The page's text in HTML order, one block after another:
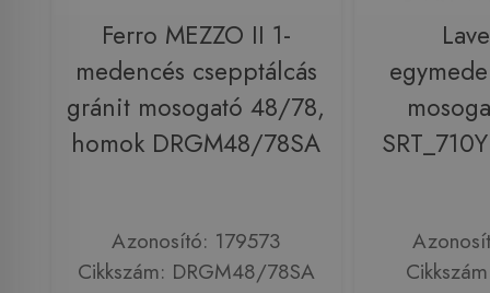
Ferro MEZZO II 1-
medencés csepptálcás
gránit mosogató 48/78,
homok DRGM48/78SA
Azonosító: 179573
Cikkszám: DRGM48/78SA